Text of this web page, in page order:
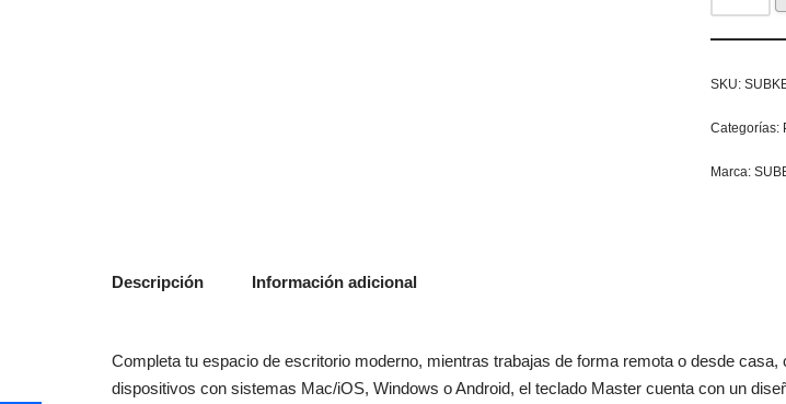
SKU:
Categorías:
Marca:
Descripción Información adicional
Completa tu espacio de escritorio moderno, mientras trabajas de forma remota o desde
dispositivos con sistemas Mac/iOS, Windows o Android, el teclado Master cuenta con un